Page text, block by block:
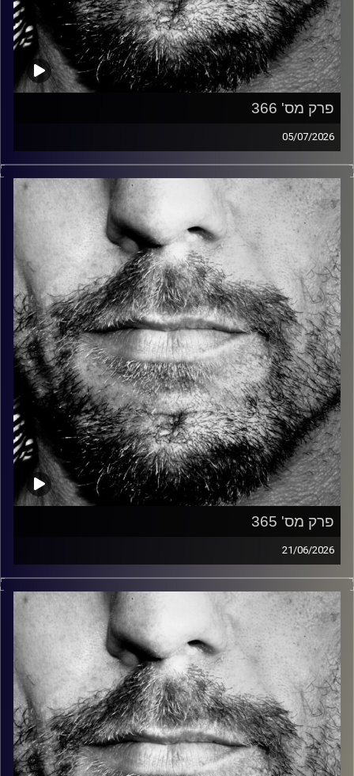
פרק מס' 366
05/07/2026
זיפים, מוזיקה מחוספסת של הופעות חיות. הרבה ג'אם, רוק,
בלוז, bluegrass, ג'אז, Fאנק, פרוגרסיב ואפילו אלקטרוניקה.
כל מה שחי, אמיתי ונושם.
עם שמוליק רגב.
קרדיט תמונות: David Goehring
פרק מס' 365
21/06/2026
זיפים, מוזיקה מחוספסת של הופעות חיות. הרבה ג'אם, רוק,
בלוז, bluegrass, ג'אז, Fאנק, פרוגרסיב ואפילו אלקטרוניקה.
כל מה שחי, אמיתי ונושם.
עם שמוליק רגב.
קרדיט תמונות: David Goehring